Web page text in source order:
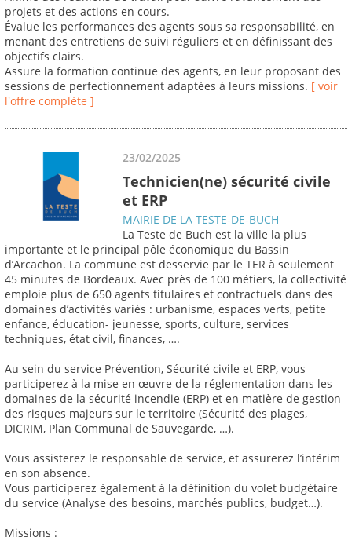
projets et des actions en cours.
Évalue les performances des agents sous sa responsabilité, en
menant des entretiens de suivi réguliers et en définissant des
objectifs clairs.
Assure la formation continue des agents, en leur proposant des
sessions de perfectionnement adaptées à leurs missions. [ voir
l'offre complète ]
23/02/2025
Technicien(ne) sécurité civile
et ERP
MAIRIE DE LA TESTE-DE-BUCH
La Teste de Buch est la ville la plus
importante et le principal pôle économique du Bassin
d’Arcachon. La commune est desservie par le TER à seulement
45 minutes de Bordeaux. Avec près de 100 métiers, la collectivité
emploie plus de 650 agents titulaires et contractuels dans des
domaines d’activités variés : urbanisme, espaces verts, petite
enfance, éducation- jeunesse, sports, culture, services
techniques, état civil, finances, ….
Au sein du service Prévention, Sécurité civile et ERP, vous
participerez à la mise en œuvre de la réglementation dans les
domaines de la sécurité incendie (ERP) et en matière de gestion
des risques majeurs sur le territoire (Sécurité des plages,
DICRIM, Plan Communal de Sauvegarde, …).
Vous assisterez le responsable de service, et assurerez l’intérim
en son absence.
Vous participerez également à la définition du volet budgétaire
du service (Analyse des besoins, marchés publics, budget…).
Missions :